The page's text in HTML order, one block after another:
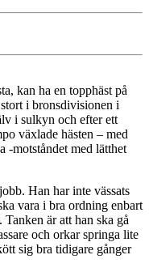
kan ha en topphäst på
i bronsdivisionen i
i sulkyn och efter ett
växlade hästen – med
-motståndet med lätthet
Han har inte vässats
vara i bra ordning enbart
är att han ska gå
och orkar springa lite
sig bra tidigare gånger